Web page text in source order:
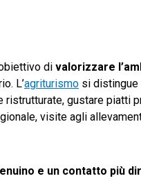
di valorizzare
L’agriturismo si
gustare piatti
visite agli
e un contatto più